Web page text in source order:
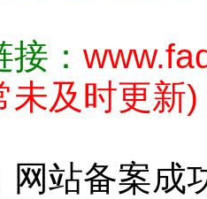
：
未及时更新)
网站备案成